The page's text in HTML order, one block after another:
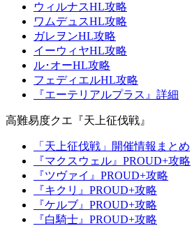
ウィルナスHL攻略
ワムデュスHL攻略
ガレヲンHL攻略
イーウィヤHL攻略
ル･オーHL攻略
フェディエルHL攻略
『エーテリアルプラス』詳細
高難易度クエ『天上征伐戦』
「天上征伐戦」開催情報まとめ
『マクスウェル』PROUD+攻略
『ツヴァイ』PROUD+攻略
『キクリ』PROUD+攻略
『ケルブ』PROUD+攻略
『白騎士』PROUD+攻略